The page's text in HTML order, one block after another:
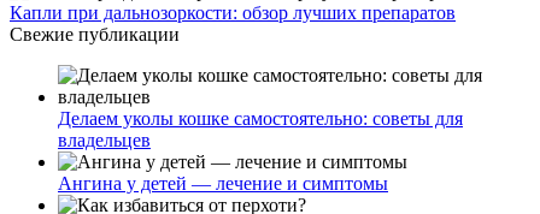
Капли при дальнозоркости: обзор лучших препаратов
Свежие публикации
Делаем уколы кошке самостоятельно: советы для
владельцев
Ангина у детей — лечение и симптомы